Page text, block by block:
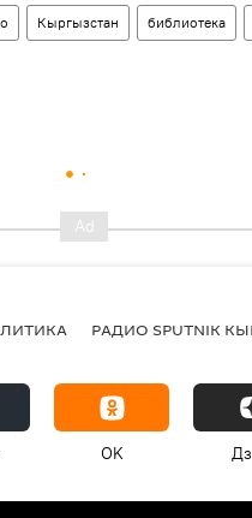
Кыргызстан библиотека
РАДИО SPUTNIK
OK